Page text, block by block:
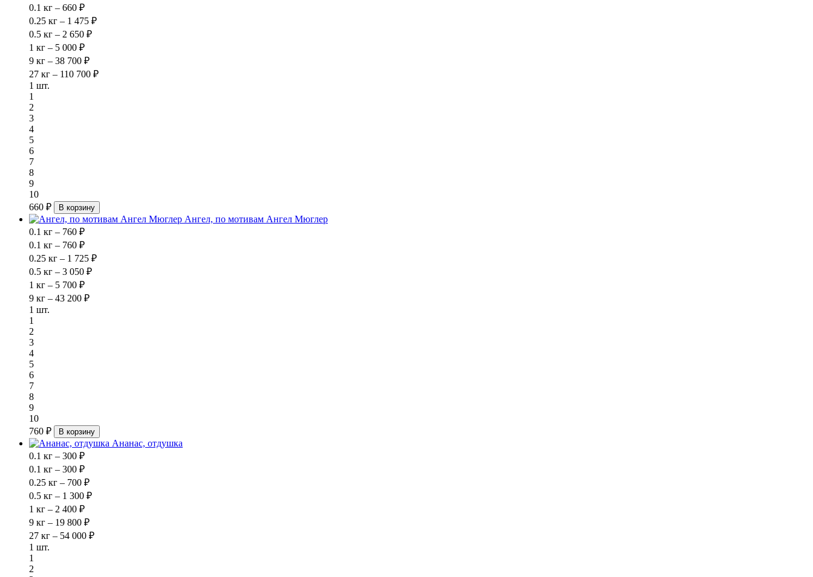
0.1 кг – 660 ₽
0.25 кг – 1 475 ₽
0.5 кг – 2 650 ₽
1 кг – 5 000 ₽
9 кг – 38 700 ₽
27 кг – 110 700 ₽
1 шт.
1
2
3
4
5
6
7
8
9
10
660 ₽
В корзину
Ангел, по мотивам Ангел Мюглер
0.1 кг – 760 ₽
0.1 кг – 760 ₽
0.25 кг – 1 725 ₽
0.5 кг – 3 050 ₽
1 кг – 5 700 ₽
9 кг – 43 200 ₽
1 шт.
1
2
3
4
5
6
7
8
9
10
760 ₽
В корзину
Ананас, отдушка
0.1 кг – 300 ₽
0.1 кг – 300 ₽
0.25 кг – 700 ₽
0.5 кг – 1 300 ₽
1 кг – 2 400 ₽
9 кг – 19 800 ₽
27 кг – 54 000 ₽
1 шт.
1
2